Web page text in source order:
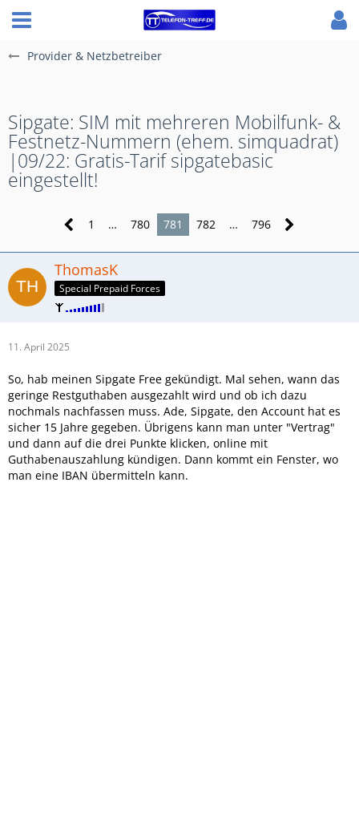
Provider & Netzbetreiber
Sipgate: SIM mit mehreren Mobilfunk- &
Festnetz-Nummern (ehem. simquadrat)
|09/22: Gratis-Tarif sipgatebasic
eingestellt!
1 … 780 781 782 … 796
ThomasK
Special Prepaid Forces
11. April 2025
So, hab meinen Sipgate Free gekündigt. Mal sehen, wann das
geringe Restguthaben ausgezahlt wird und ob ich dazu
nochmals nachfassen muss. Ade, Sipgate, den Account hat es
sicher 15 Jahre gegeben. Übrigens kann man unter "Vertrag"
und dann auf die drei Punkte klicken, online mit
Guthabenauszahlung kündigen. Dann kommt ein Fenster, wo
man eine IBAN übermitteln kann.